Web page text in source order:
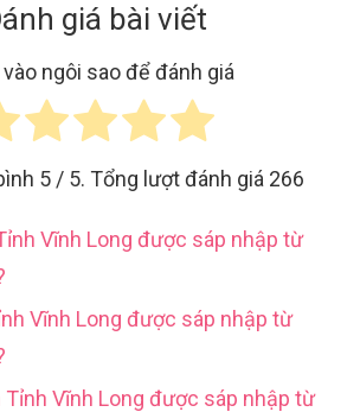
giá bài viết
ngôi sao để đánh giá
5 / 5. Tổng lượt đánh giá 266
Vĩnh Long được sáp nhập từ
Vĩnh Long được sáp nhập từ
Tỉnh Vĩnh Long được sáp nhập từ